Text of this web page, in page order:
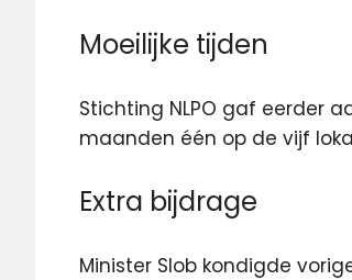
Moeilijke tijden
Stichting NLPO gaf eerder
maanden één op de vijf
Extra bijdrage
Minister Slob kondigde